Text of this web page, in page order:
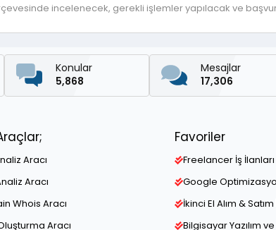
incelenecek, gerekli işlemler yapılacak ve
Konular
5,868
Mesajlar
17,306
Aracı
Aracı
Whois Aracı
Aracı
Favoriler
Freelancer İş İlanları
Google
İkinci El Alım &
Bilgisayar Yazılım